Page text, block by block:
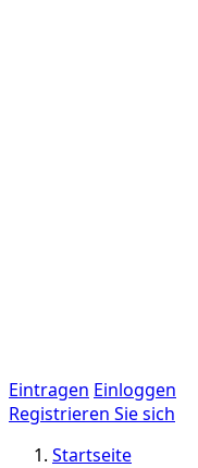
Eintragen Einloggen
Registrieren Sie sich
Startseite